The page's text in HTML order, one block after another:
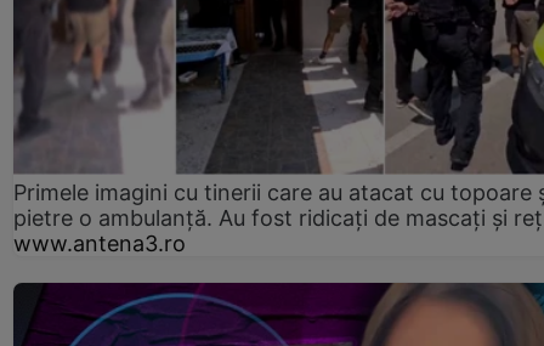
Primele imagini cu tinerii care au atacat cu topoare
pietre o ambulanță. Au fost ridicați de mascați și
www.antena3.ro